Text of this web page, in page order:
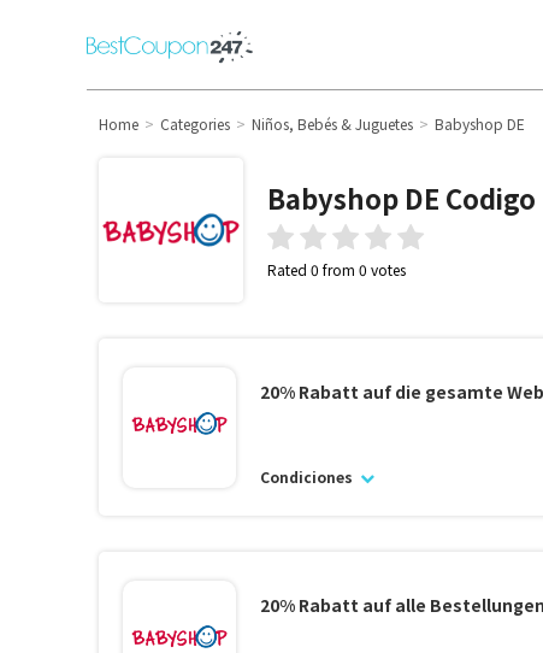
Home Categories Niños, Bebés & Juguetes Babyshop DE
Babyshop DE
Rated 0 from 0 votes
20% Rabatt auf die gesamte
Condiciones
20% Rabatt auf alle Bestellungen